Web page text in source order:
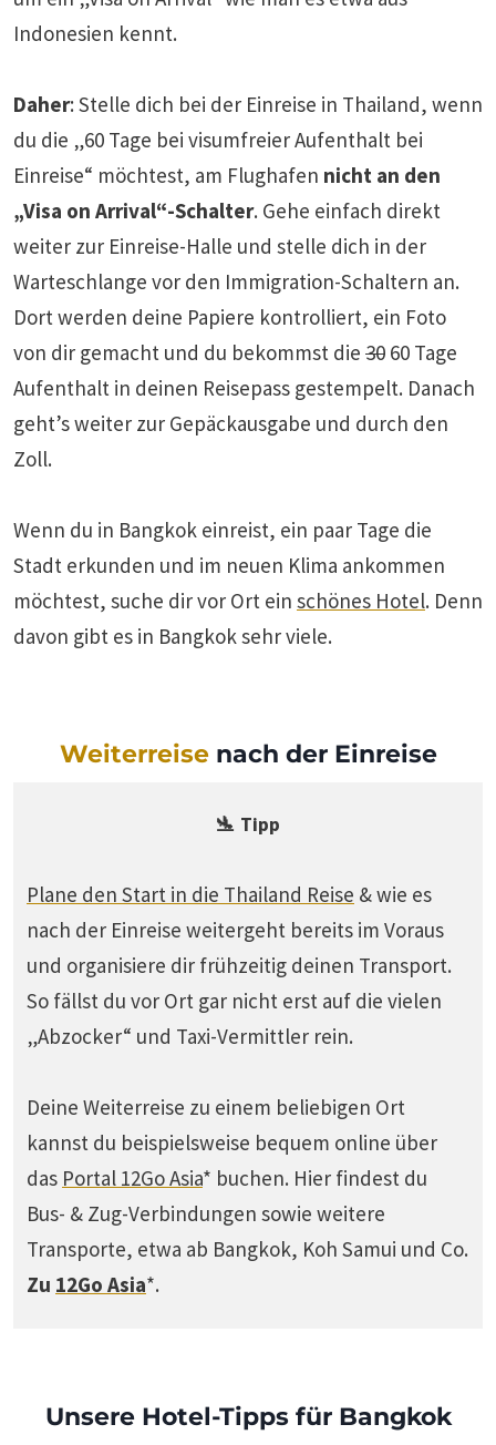
Indonesien kennt.
Daher: Stelle dich bei der Einreise in Thailand, wenn
du die „60 Tage bei visumfreier Aufenthalt bei
Einreise“ möchtest, am Flughafen nicht an den
„Visa on Arrival“-Schalter. Gehe einfach direkt
weiter zur Einreise-Halle und stelle dich in der
Warteschlange vor den Immigration-Schaltern an.
Dort werden deine Papiere kontrolliert, ein Foto
von dir gemacht und du bekommst die 30 60 Tage
Aufenthalt in deinen Reisepass gestempelt. Danach
geht’s weiter zur Gepäckausgabe und durch den
Zoll.
Wenn du in Bangkok einreist, ein paar Tage die
Stadt erkunden und im neuen Klima ankommen
möchtest, suche dir vor Ort ein schönes Hotel. Denn
davon gibt es in Bangkok sehr viele.
Weiterreise nach der Einreise
🛬 Tipp
Plane den Start in die Thailand Reise & wie es
nach der Einreise weitergeht bereits im Voraus
und organisiere dir frühzeitig deinen Transport.
So fällst du vor Ort gar nicht erst auf die vielen
„Abzocker“ und Taxi-Vermittler rein.
Deine Weiterreise zu einem beliebigen Ort
kannst du beispielsweise bequem online über
das Portal 12Go Asia* buchen. Hier findest du
Bus- & Zug-Verbindungen sowie weitere
Transporte, etwa ab Bangkok, Koh Samui und Co.
Zu 12Go Asia*.
Unsere Hotel-Tipps für Bangkok